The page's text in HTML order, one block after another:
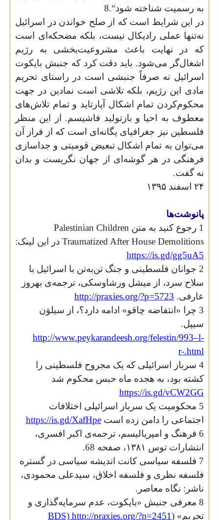
به رسمیت شناخته شود“.8
در این شرایط است که از صلح خواندن در اسرائیل
نه‌تنها عملی رادیکال نیست، بلکه مضحکه‌ای است
که در نهایت باعث مشروعیت‌بخشی به رژیم
اشغال‌گر می‌شود. باید دقت کرد که جنبش بایکوت
اسرائیل نه صرفاً جنبشی است در راستای تحریم
مادی این رژیم، بلکه تلاشی است نمادین در جهت
محکوم‌کردن تمام اشکال آپارتاید و تمام تلاش‌های
معطوف به احیا و بازتولید فاشیسم. از این منظر
فلسطین نیز جغرافیای یگانه‌ای است که از فراز آن
می‌توان به تمام اشکال تبعیض قومیتی و جداسازی
فرهنگی در هر گوشه‌ای از جهان نگریست و بدان
نه گفت.‌
۲۴ اسفند ۱۳۹۵
پانوشت‌ها
1 رجوع کنید به متن
Palestinian Children
Traumatized After House Demolitions در این لینک:
https://is.gd/gg5uA5
2 جوانان فلسطینی و جنگ تن‌به‌تن با اسرائیل با
سلاح سرد، از میشل ورشاوسکی، ترجمه‌ی بهروز
عارفی. http://praxies.org/?p=5723
3 چرا «انتفاضه چاقو» ادامه دارد؟، از سیلوَن
سیپل.
http://www.peykarandeesh.org/felestin/993–l-
r-.html
4 سرباز اسرائیلی که یک مجروح فلسطینی را
کشته بود، به هجده ماه حبس محکوم شد
https://is.gd/vCW2GG
5 محکومیت یک سرباز اسرائیلی اختلافات
اجتماعی را دامن زده است https://is.gd/XafHpe
6 فرهنگ و امپریالیسم، ترجمه‌ی اکبر افسری،
انتشارات توس ۱۳۸۱، صفحه 68.
7 فلسفه سیاسی کانت اندیشه سیاسی در گستره
فلسفه نظری و فلسفه اخلاق، سیدعلی محمودی،
ناشر: نگاه معاصر.
8 معرفی جنبش «بایکوت، عدم سرمایه‌گذاری و
تحریم» (
BDS) http://praxies.org/?p=2451